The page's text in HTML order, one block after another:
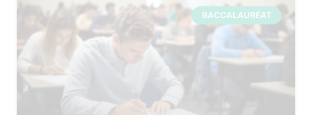
BACCALAURÉAT